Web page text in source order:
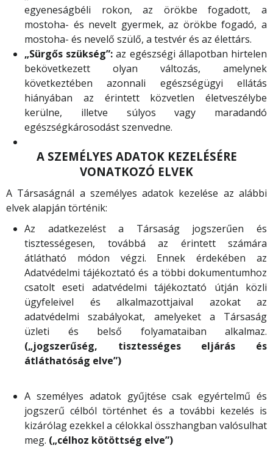
egyeneságbéli rokon, az örökbe fogadott, a
mostoha- és nevelt gyermek, az örökbe fogadó, a
mostoha- és nevelő szülő, a testvér és az élettárs.
„Sürgős szükség”: az egészségi állapotban hirtelen
bekövetkezett olyan változás, amelynek
következtében azonnali egészségügyi ellátás
hiányában az érintett közvetlen életveszélybe
kerülne, illetve súlyos vagy maradandó
egészségkárosodást szenvedne.
A SZEMÉLYES ADATOK KEZELÉSÉRE
VONATKOZÓ ELVEK
A Társaságnál a személyes adatok kezelése az alábbi
elvek alapján történik:
Az adatkezelést a Társaság jogszerűen és
tisztességesen, továbbá az érintett számára
átlátható módon végzi. Ennek érdekében az
Adatvédelmi tájékoztató és a többi dokumentumhoz
csatolt eseti adatvédelmi tájékoztató útján közli
ügyfeleivel és alkalmazottjaival azokat az
adatvédelmi szabályokat, amelyeket a Társaság
üzleti és belső folyamataiban alkalmaz.
(„jogszerűség, tisztességes eljárás és
átláthatóság elve”)
A személyes adatok gyűjtése csak egyértelmű és
jogszerű célból történhet és a további kezelés is
kizárólag ezekkel a célokkal összhangban valósulhat
meg. („célhoz kötöttség elve”)